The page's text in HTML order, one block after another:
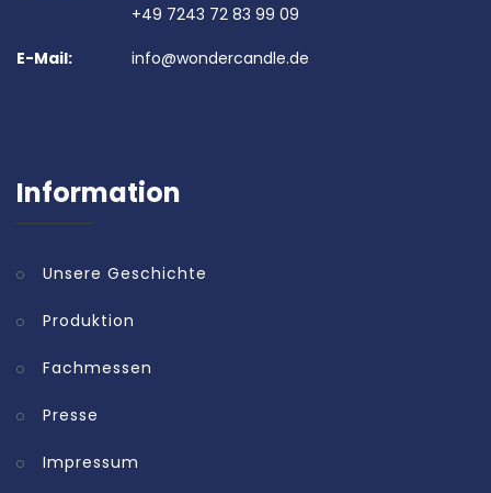
+49 7243 72 83 99 09
E-Mail:
info@wondercandle.de
Information
Unsere Geschichte
Produktion
Fachmessen
Presse
Impressum